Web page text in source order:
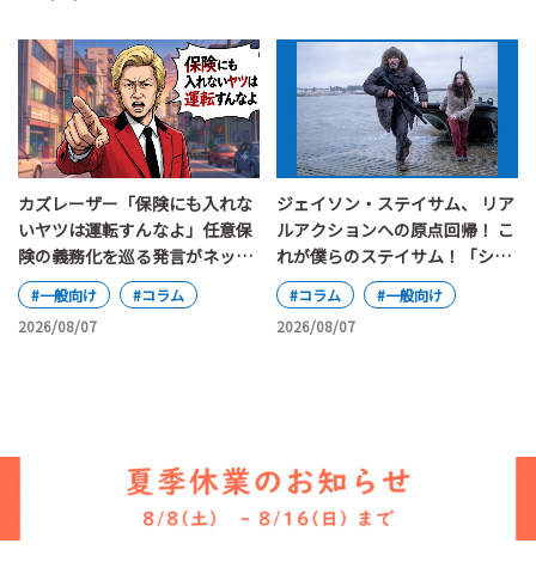
カズレーザー「保険にも入れな
いヤツは運転すんなよ」任意保
険の義務化を巡る発言がネット
で大論争
#一般向け
#コラム
2026/08/07
ジェイソン・ステイサム、 リア
ルアクションへの原点回帰！ こ
れが僕らのステイサム！「シェ
ルター」
#コラム
#一般向け
2026/08/07